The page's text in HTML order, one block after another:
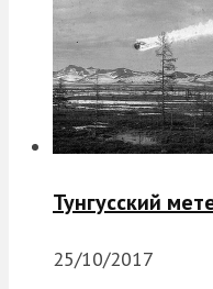
Тунгусский
25/10/2017